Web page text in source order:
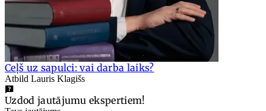
Ceļš uz sapulci: vai darba laiks?
Atbild Lauris Klagišs
Uzdod jautājumu ekspertiem!